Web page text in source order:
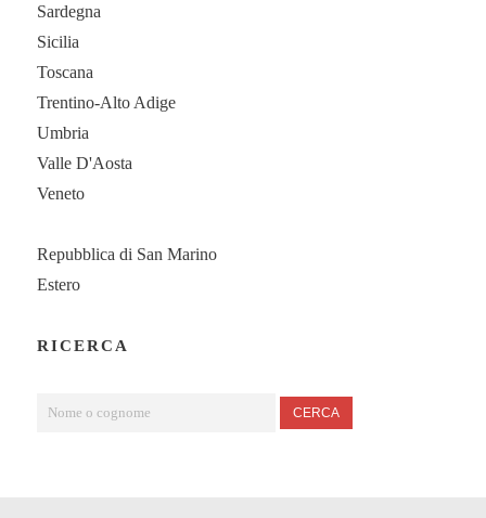
Sardegna
Sicilia
Toscana
Trentino-Alto Adige
Umbria
Valle D'Aosta
Veneto
Repubblica di San Marino
Estero
RICERCA
CERCA